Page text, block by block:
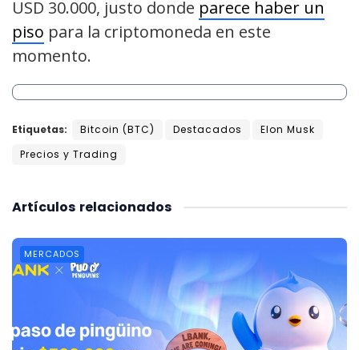
USD 30.000, justo donde parece haber un
piso para la criptomoneda en este
momento.
Etiquetas: Bitcoin (BTC) Destacados
Elon Musk
Precios y Trading
relacionados
Artículos
MERCADOS